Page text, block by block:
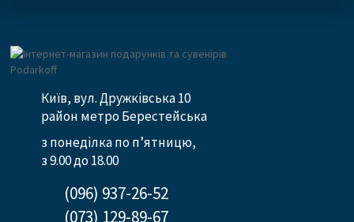
Київ, вул. Дружківська 10
район метро Берестейська
з понеділка по п’ятницю,
з 9.00 до 18.00
(096) 937-26-52
(073) 129-89-67